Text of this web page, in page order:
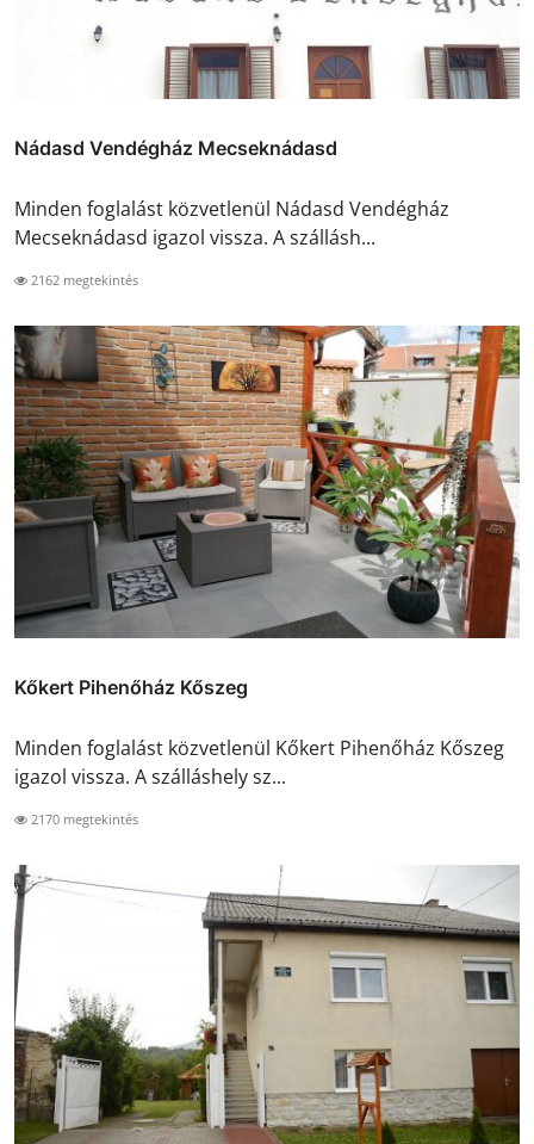
Nádasd Vendégház Mecseknádasd
Minden foglalást közvetlenül Nádasd Vendégház
Mecseknádasd igazol vissza. A szállásh...
2162 megtekintés
Kőkert Pihenőház Kőszeg
Minden foglalást közvetlenül Kőkert Pihenőház Kőszeg
igazol vissza. A szálláshely sz...
2170 megtekintés